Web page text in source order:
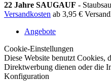
22 Jahre SAUGAUF -
Versandkosten ab 3,95 €
Angebote
Cookie-Einstellungen
Diese Website benutzt Cookies,
Direktwerbung dienen oder die
Konfiguration